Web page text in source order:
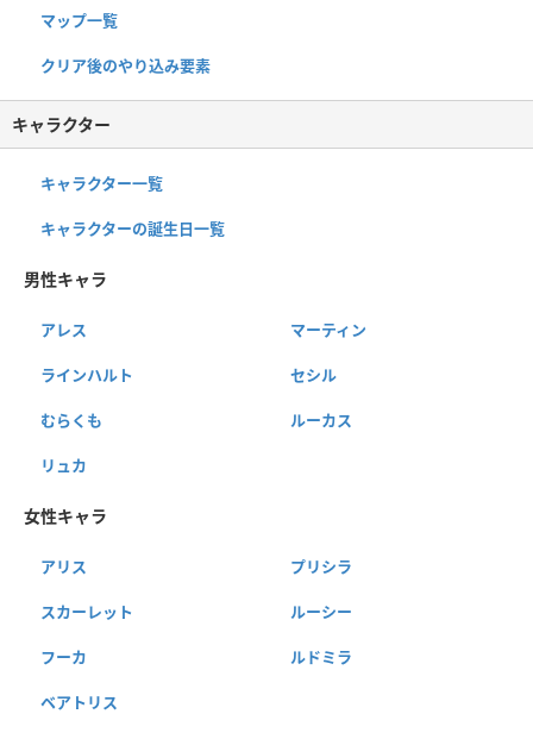
マップ一覧
クリア後のやり込み要素
キャラクター
キャラクター一覧
キャラクターの誕生日一覧
男性キャラ
アレス マーティン
ラインハルト セシル
むらくも ルーカス
リュカ
女性キャラ
アリス プリシラ
スカーレット ルーシー
フーカ ルドミラ
ベアトリス